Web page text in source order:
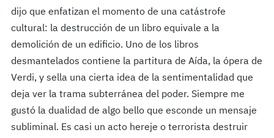
dijo que enfatizan el momento de una catástrofe
cultural: la destrucción de un libro equivale a la
demolición de un edificio. Uno de los libros
desmantelados contiene la partitura de Aída, la ópera de
Verdi, y sella una cierta idea de la sentimentalidad que
deja ver la trama subterránea del poder. Siempre me
gustó la dualidad de algo bello que esconde un mensaje
subliminal. Es casi un acto hereje o terrorista destruir